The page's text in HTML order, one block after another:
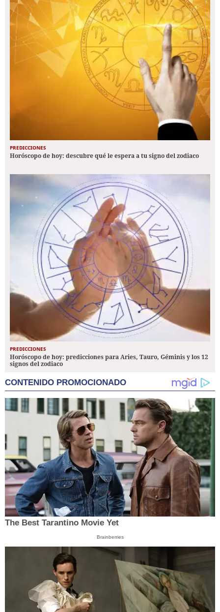
PREDICCIONES
Horóscopo de hoy: descubre qué le espera a tu signo del zodiaco
PREDICCIONES
Horóscopo de hoy: predicciones para Aries, Tauro, Géminis y los 12
signos del zodiaco
CONTENIDO PROMOCIONADO
The Best Tarantino Movie Yet
Brainberries